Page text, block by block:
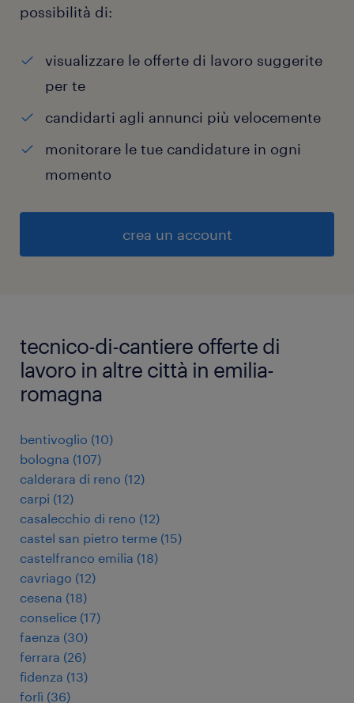
possibilità di:
visualizzare le offerte di lavoro suggerite
per te
candidarti agli annunci più velocemente
monitorare le tue candidature in ogni
momento
crea un account
tecnico-di-cantiere offerte di
lavoro in altre città in emilia-
romagna
bentivoglio (10)
bologna (107)
calderara di reno (12)
carpi (12)
casalecchio di reno (12)
castel san pietro terme (15)
castelfranco emilia (18)
cavriago (12)
cesena (18)
conselice (17)
faenza (30)
ferrara (26)
fidenza (13)
forlì (36)